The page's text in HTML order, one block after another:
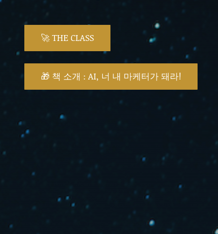
🚀 THE CLASS
🎁 책 소개 : AI, 너 내 마케터가 돼라!